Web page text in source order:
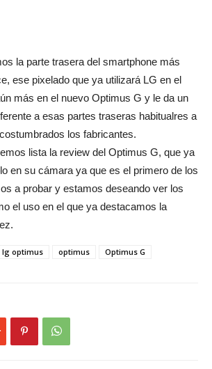
la parte trasera del smartphone más
ese pixelado que ya utilizará LG en el
más en el nuevo Optimus G y le da un
a esas partes traseras habitualres a
los fabricantes.
lista la review del Optimus G, que ya
en su cámara ya que es el primero de los
a probar y estamos deseando ver los
el uso en el que ya destacamos la
lg optimus optimus Optimus G